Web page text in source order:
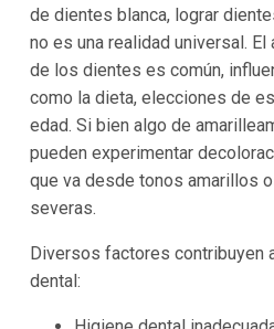
de dientes blanca, lograr
no es una realidad universal. El
de los dientes es común,
como la dieta, elecciones de
edad. Si bien algo de
pueden experimentar
que va desde tonos amarillos
severas.
Diversos factores contribuyen
dental: